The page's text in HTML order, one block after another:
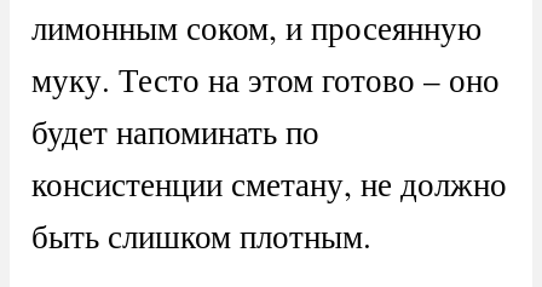
лимонным соком, и просеянную
муку. Тесто на этом готово – оно
будет напоминать по
консистенции сметану, не должно
быть слишком плотным.